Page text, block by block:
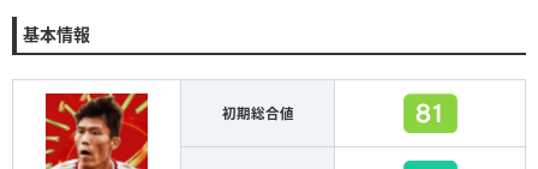
基本情報
初期総合値